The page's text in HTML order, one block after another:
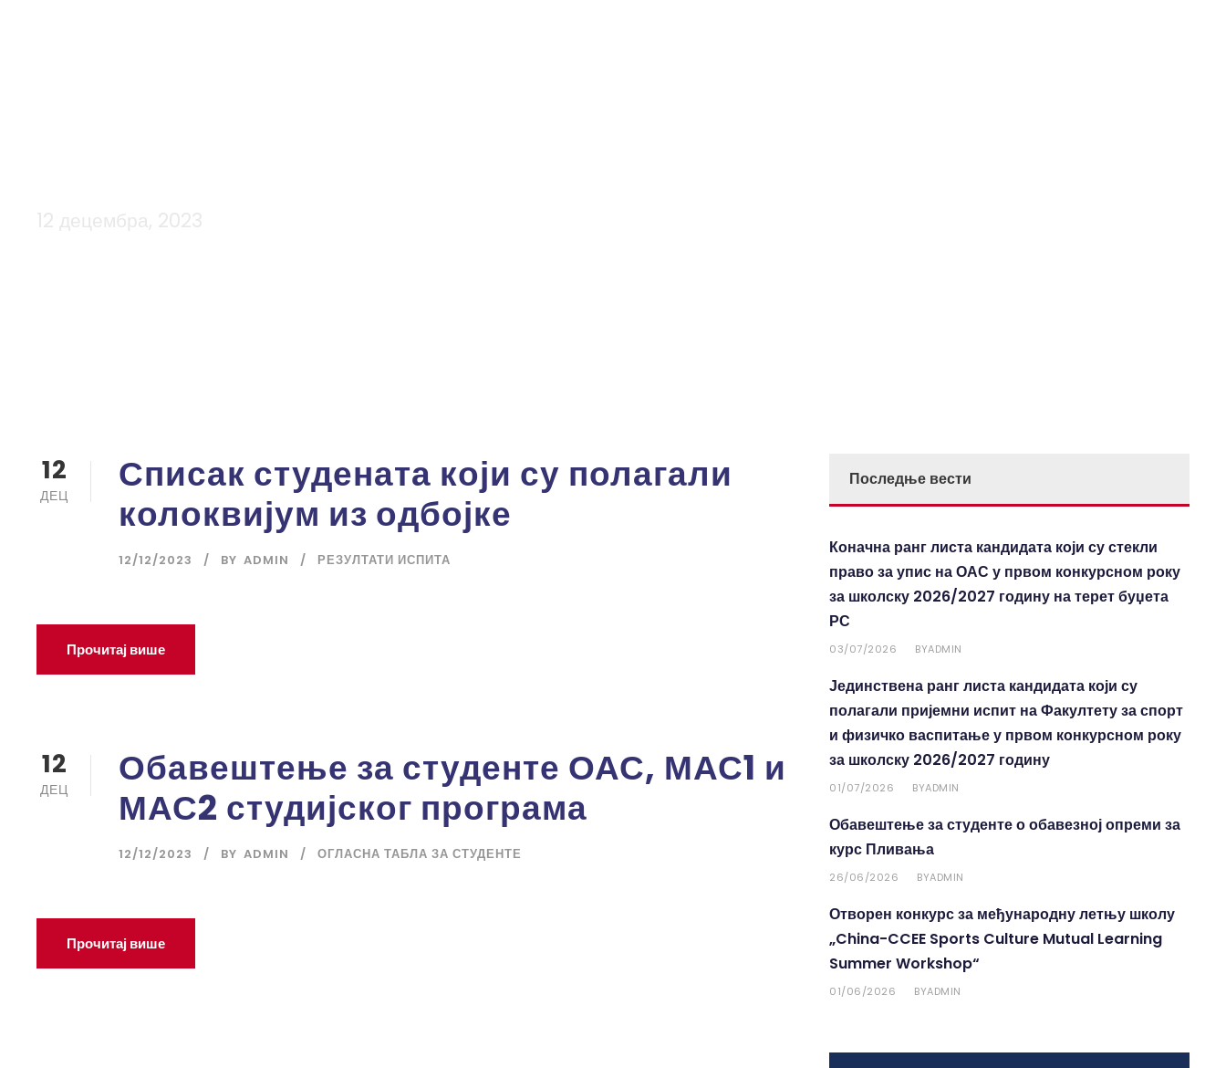
12
ДЕЦ
Списак студената који су полагали
колоквијум из одбојке
12/12/2023 BY ADMIN РЕЗУЛТАТИ ИСПИТА
Прочитај више
12
ДЕЦ
Обавештење за студенте ОАС, МАС1 и
МАС2 студијског програма
12/12/2023 BY ADMIN ОГЛАСНА ТАБЛА ЗА СТУДЕНТЕ
Прочитај више
Последње вести
Коначна ранг листа кандидата који су стекли
право за упис на ОАС у првом конкурсном року
за школску 2026/2027 годину на терет буџета
РС
03/07/2026 BYADMIN
Јединствена ранг листа кандидата који су
полагали пријемни испит на Факултету за спорт
и физичко васпитање у првом конкурсном року
за школску 2026/2027 годину
01/07/2026 BYADMIN
Обавештење за студенте о обавезној опреми за
курс Пливања
26/06/2026 BYADMIN
Отворен конкурс за међународну летњу школу
„China-CCEE Sports Culture Mutual Learning
Summer Workshop“
01/06/2026 BYADMIN